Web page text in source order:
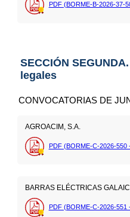
PDF (BORME-B-2026-37-
SECCIÓN
legales
CONVOCATORIAS DE
AGROACIM, S.A.
PDF (BORME-C-2026-550
BARRAS ELÉCTRICAS
PDF (BORME-C-2026-551